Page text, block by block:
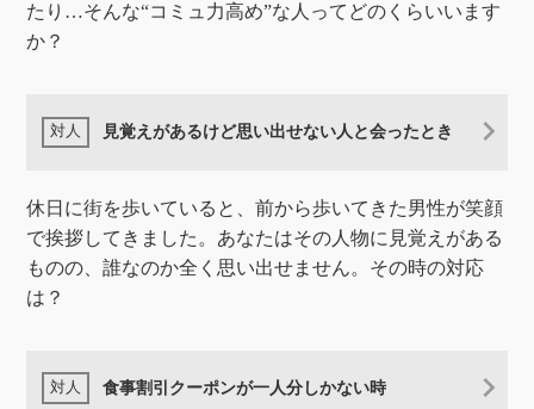
たり…そんな“コミュ力高め”な人ってどのくらいいます
か？
見覚えがあるけど思い出せない人と会ったとき
休日に街を歩いていると、前から歩いてきた男性が笑顔
で挨拶してきました。あなたはその人物に見覚えがある
ものの、誰なのか全く思い出せません。その時の対応
は？
食事割引クーポンが一人分しかない時